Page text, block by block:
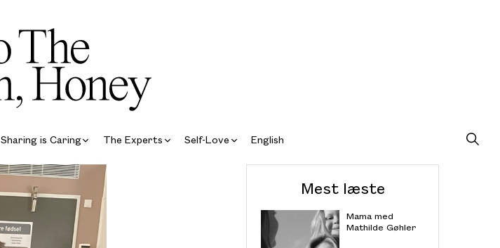
Sharing is Caring The Experts Self-Love English
Mest læste
Mama med
Mathilde Gøhler